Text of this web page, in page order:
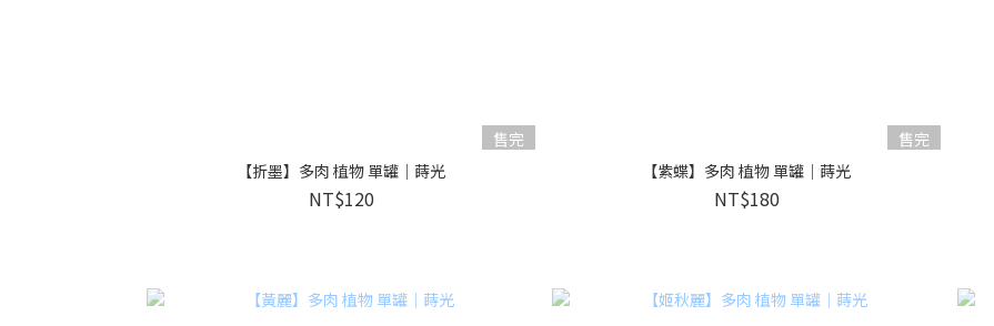
售完
【折墨】多肉 植物 單罐｜蒔光
NT$120
售完
【紫蝶】多肉 植物 單罐｜蒔光
NT$180